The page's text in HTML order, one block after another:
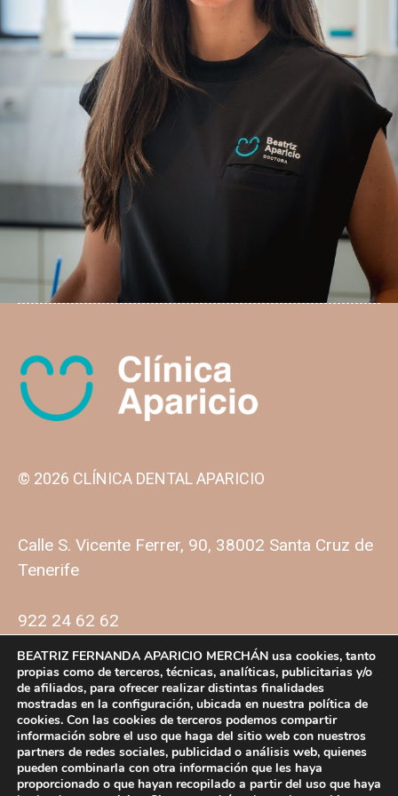
© 2026 CLÍNICA DENTAL APARICIO
Calle S. Vicente Ferrer, 90, 38002 Santa Cruz de
Tenerife
922 24 62 62
Política de privacidadPolítica de cookies
BEATRIZ FERNANDA APARICIO MERCHÁN usa cookies, tanto
propias como de terceros, técnicas, analíticas, publicitarias y/o
de afiliados, para ofrecer realizar distintas finalidades
mostradas en la configuración, ubicada en nuestra política de
cookies. Con las cookies de terceros podemos compartir
información sobre el uso que haga del sitio web con nuestros
partners de redes sociales, publicidad o análisis web, quienes
pueden combinarla con otra información que les haya
proporcionado o que hayan recopilado a partir del uso que haya